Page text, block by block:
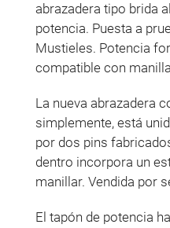
abrazadera tipo brida
potencia. Puesta a
Mustieles. Potencia
compatible con
La nueva abrazadera consta de dos tornillos
simplemente, está
por dos pins
dentro incorpora un
manillar. Vendida por
El tapón de potencia ha sido integrado totalmente en